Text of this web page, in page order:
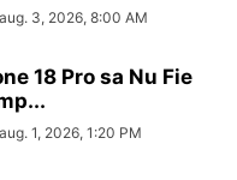
aug. 3, 2026, 8:00 AM
18 Pro sa Nu Fie
aug. 1, 2026, 1:20 PM